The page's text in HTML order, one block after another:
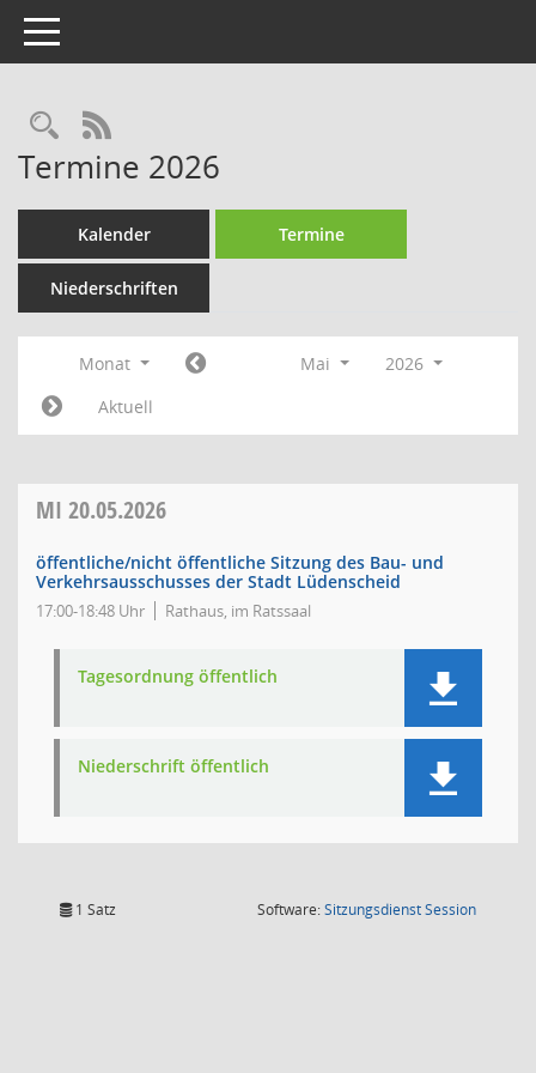
Toggle navigation
Rechercheauswahl
RSS-Feed
Termine 2026
Kalender Termine
Niederschriften
Monat Mai
2026
Aktuell
MI 20.05.2026
öffentliche/nicht öffentliche Sitzung des Bau- und
Verkehrsausschusses der Stadt Lüdenscheid
17:00-18:48 Uhr Rathaus, im Ratssaal
Tagesordnung öffentlich
Niederschrift öffentlich
1 Satz Software:SitzungsdienstSession(Wird in